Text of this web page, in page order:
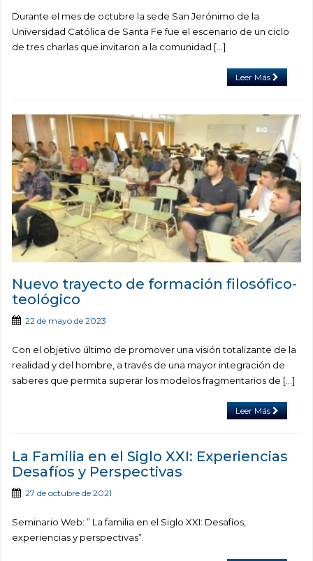
Durante el mes de octubre la sede San Jerónimo de la
Universidad Católica de Santa Fe fue el escenario de un ciclo
de tres charlas que invitaron a la comunidad […]
Leer Más
Nuevo trayecto de formación filosófico-
teológico
22 de mayo de 2023
Con el objetivo último de promover una visión totalizante de la
realidad y del hombre, a través de una mayor integración de
saberes que permita superar los modelos fragmentarios de […]
Leer Más
La Familia en el Siglo XXI: Experiencias
Desafíos y Perspectivas
27 de octubre de 2021
Seminario Web: ” La familia en el Siglo XXI: Desafíos,
experiencias y perspectivas”.